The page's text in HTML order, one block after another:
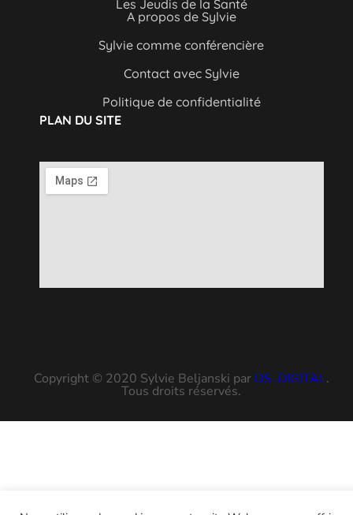
Les Jeudis de la Santé
A propos de Sylvie
Sylvie comme conférencière
Contact avec Sylvie
Politique de confidentialité
PLAN DU SITE
Copyright © 2020 Sylvie Beljanski par DS-DIGITAL.
Tous droits réservés.